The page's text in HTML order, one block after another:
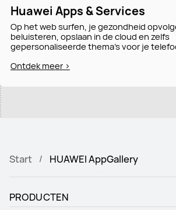
Huawei Apps & Services
Op het web surfen, je gezondheid
beluisteren, opslaan in de cloud en zelfs
gepersonaliseerde thema's voor je
Ontdek meer >
Start HUAWEI AppGallery
PRODUCTEN